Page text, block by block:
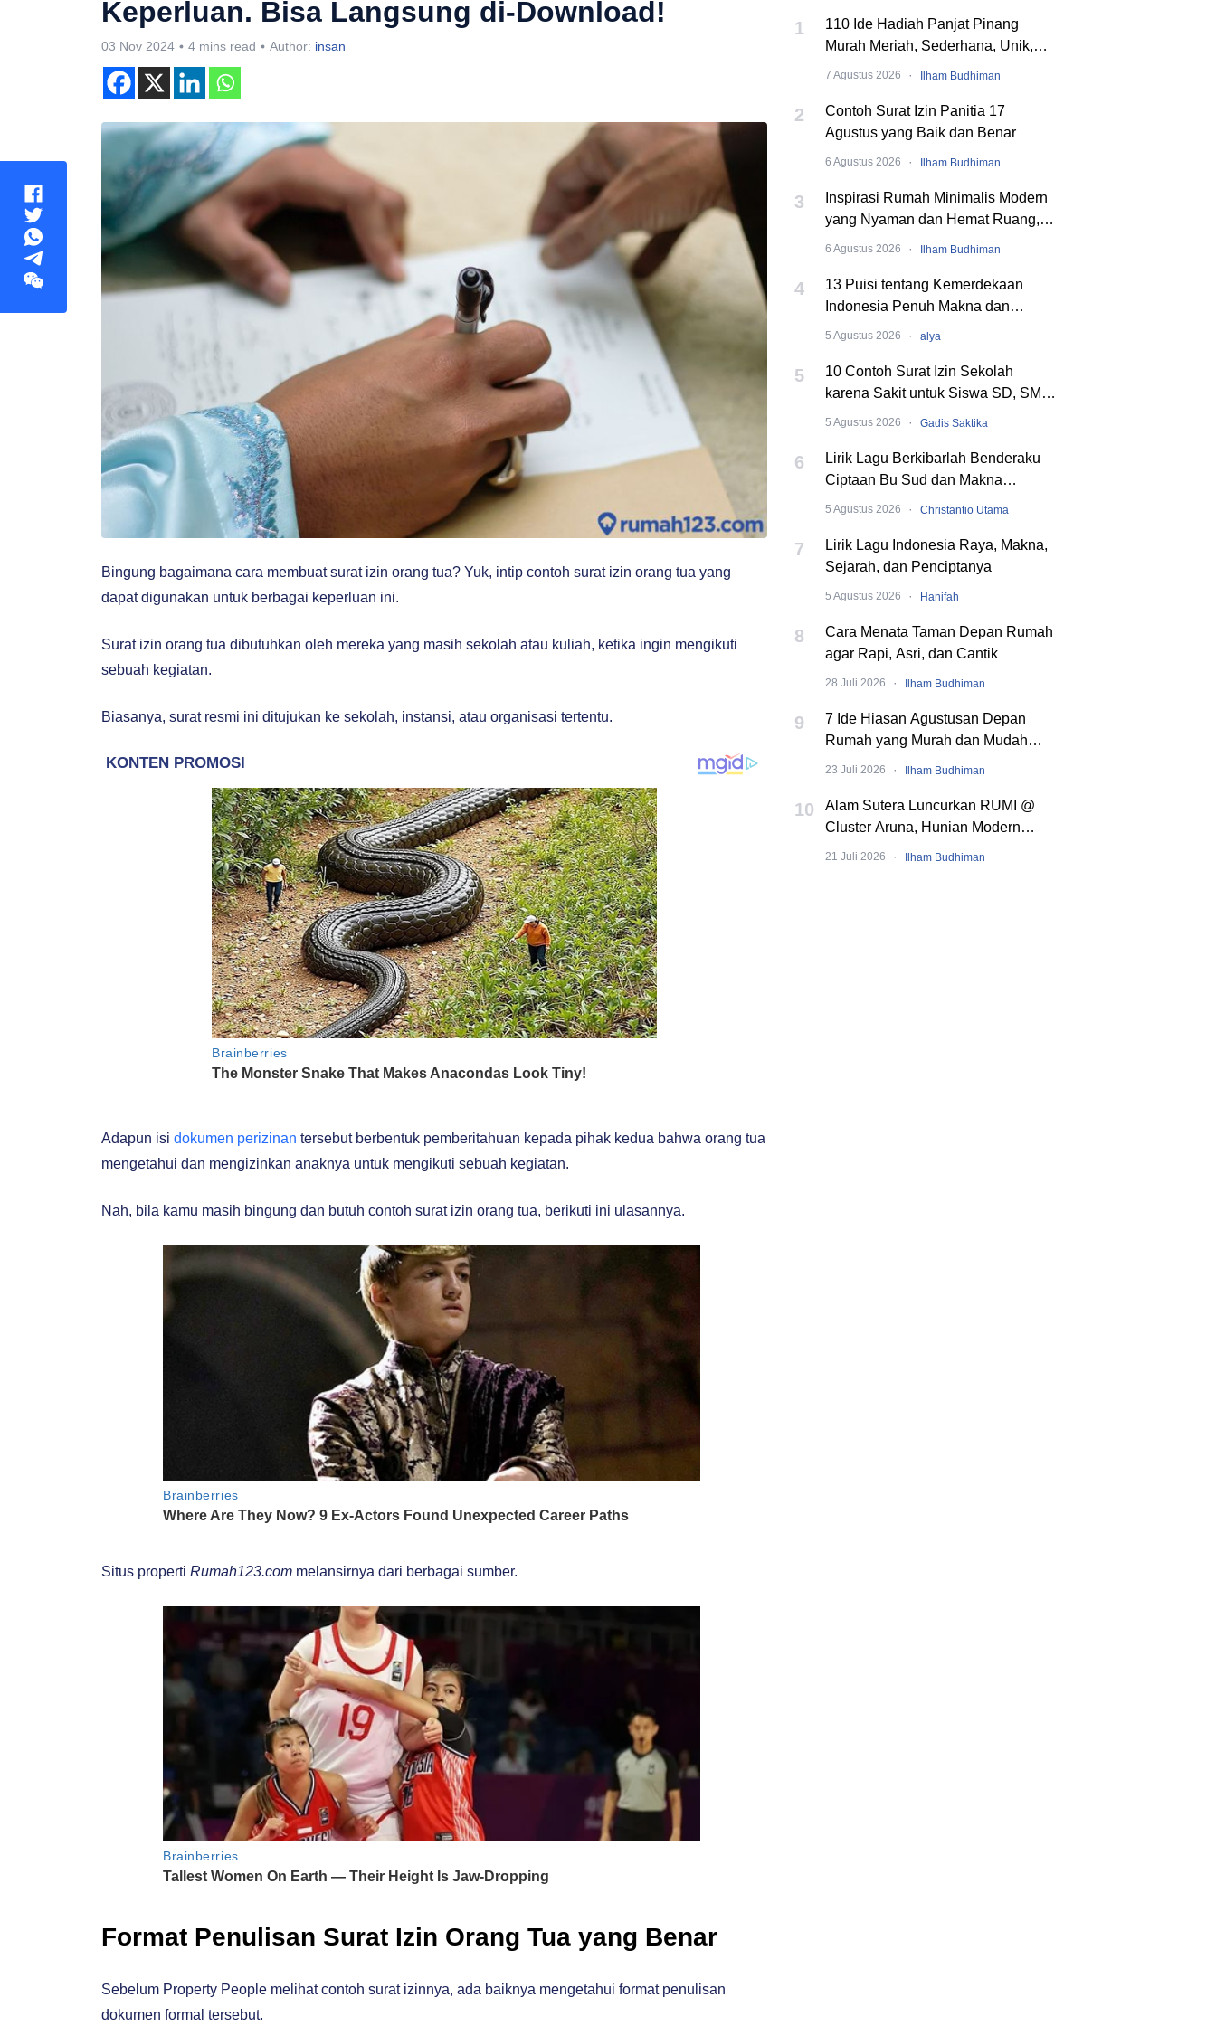
Keperluan. Bisa Langsung di-Download!
03 Nov 2024 4 mins read Author: insan
1
110 Ide Hadiah Panjat Pinang
Murah Meriah, Sederhana, Unik,
dan Nyeleneh
7 Agustus 2026 · Ilham Budhiman
2
Contoh Surat Izin Panitia 17
Agustus yang Baik dan Benar
6 Agustus 2026 · Ilham Budhiman
3
Inspirasi Rumah Minimalis Modern
yang Nyaman dan Hemat Ruang,
Begini Cara Merancangnya!
6 Agustus 2026 · Ilham Budhiman
4
13 Puisi tentang Kemerdekaan
Indonesia Penuh Makna dan
Menyentuh Hati
5 Agustus 2026 · alya
5
10 Contoh Surat Izin Sekolah
karena Sakit untuk Siswa SD, SMP,
hingga SMA
5 Agustus 2026 · Gadis Saktika
6
Lirik Lagu Berkibarlah Benderaku
Ciptaan Bu Sud dan Makna
Dibaliknya
5 Agustus 2026 · Christantio Utama
7
Lirik Lagu Indonesia Raya, Makna,
Sejarah, dan Penciptanya
5 Agustus 2026 · Hanifah
8
Cara Menata Taman Depan Rumah
agar Rapi, Asri, dan Cantik
28 Juli 2026 · Ilham Budhiman
9
7 Ide Hiasan Agustusan Depan
Rumah yang Murah dan Mudah
Dibuat
23 Juli 2026 · Ilham Budhiman
10
Alam Sutera Luncurkan RUMI @
Cluster Aruna, Hunian Modern
Tropical 2 Lantai di Downtown Alam
21 Juli 2026 · Ilham Budhiman
Bingung bagaimana cara membuat surat izin orang tua? Yuk, intip contoh surat izin orang tua yang
dapat digunakan untuk berbagai keperluan ini.
Surat izin orang tua dibutuhkan oleh mereka yang masih sekolah atau kuliah, ketika ingin mengikuti
sebuah kegiatan.
Biasanya, surat resmi ini ditujukan ke sekolah, instansi, atau organisasi tertentu.
Adapun isi dokumen perizinan tersebut berbentuk pemberitahuan kepada pihak kedua bahwa orang tua
mengetahui dan mengizinkan anaknya untuk mengikuti sebuah kegiatan.
Nah, bila kamu masih bingung dan butuh contoh surat izin orang tua, berikuti ini ulasannya.
Situs properti Rumah123.com melansirnya dari berbagai sumber.
Format Penulisan Surat Izin Orang Tua yang Benar
Sebelum Property People melihat contoh surat izinnya, ada baiknya mengetahui format penulisan
dokumen formal tersebut.